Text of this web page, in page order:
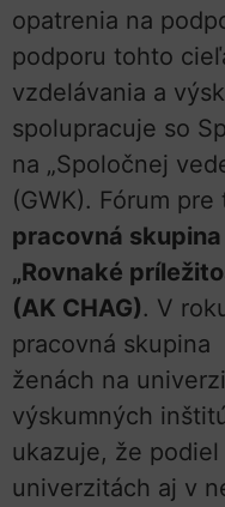
opatrenia na
podporu tohto
vzdelávania a
spolupracuje so
na „Spoločnej
(GWK). Fórum
pracovná skupina
„Rovnaké
(AK CHAG). V
pracovná skupina
ženách na
výskumných
ukazuje, že
univerzitách aj v